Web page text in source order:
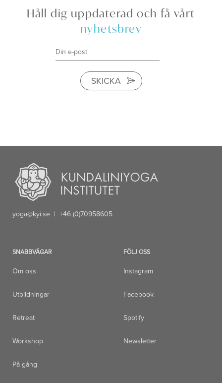
Håll dig uppdaterad och få vårt
nyhetsbrev
SKICKA
yoga@kyi.se | +46 (0)70958605
SNABBVÄGAR
Om oss
Utbildningar
Retreat
Workshop
På gång
FÖLJ OSS
Instagram
Facebook
Spotify
Newsletter